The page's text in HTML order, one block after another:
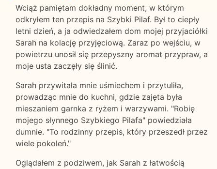
Wciąż pamiętam dokładny moment, w którym
odkryłem ten przepis na Szybki Pilaf. Był to ciepły
letni dzień, a ja odwiedzałem dom mojej przyjaciółki
Sarah na kolację przyjęciową. Zaraz po wejściu, w
powietrzu unosił się przepyszny aromat przypraw, a
moje usta zaczęły się ślinić.
Sarah przywitała mnie uśmiechem i przytuliła,
prowadząc mnie do kuchni, gdzie zajęta była
mieszaniem garnka z ryżem i warzywami. "Robię
mojego słynnego Szybkiego Pilafa" powiedziała
dumnie. "To rodzinny przepis, który przeszedł przez
wiele pokoleń."
Oglądałem z podziwem, jak Sarah z łatwością